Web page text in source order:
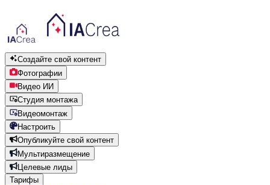
Создайте свой контент
Фотографии
Видео ИИ
Студия монтажа
Видеомонтаж
Настроить
Опубликуйте свой контент
Мультиразмещение
Целевые лиды
Тарифы